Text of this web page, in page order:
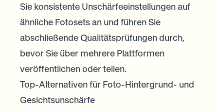
Sie konsistente Unschärfeeinstellungen auf
ähnliche Fotosets an und führen Sie
abschließende Qualitätsprüfungen durch,
bevor Sie über mehrere Plattformen
veröffentlichen oder teilen.
Top-Alternativen für Foto-Hintergrund- und
Gesichtsunschärfe